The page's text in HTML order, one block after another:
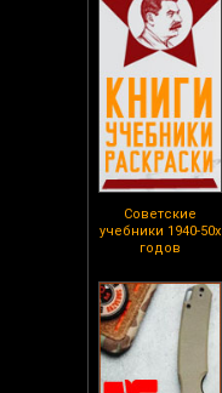
Советские
учебники 1940-50х
годов